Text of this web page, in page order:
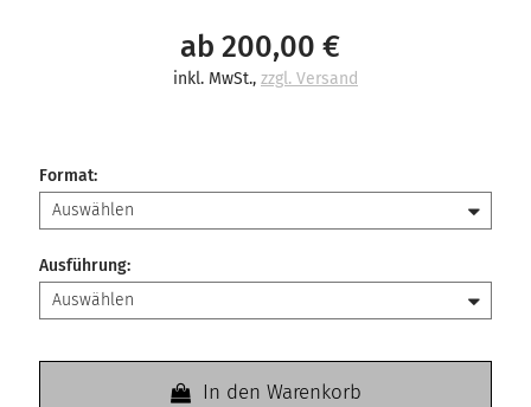
ab 200,00 €
inkl. MwSt., zzgl. Versand
Format:
Ausführung:
In den Warenkorb